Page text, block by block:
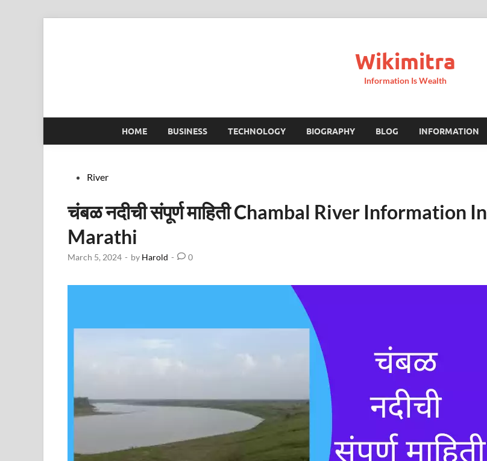
Wikimitra
Information Is Wealth
HOME BUSINESS TECHNOLOGY BIOGRAPHY BLOG INFORMATION
PostedRiver
चंबळ नदीची संपूर्ण माहिती Chambal River Information In
Marathi
March 5, 2024 - by Harold - 0